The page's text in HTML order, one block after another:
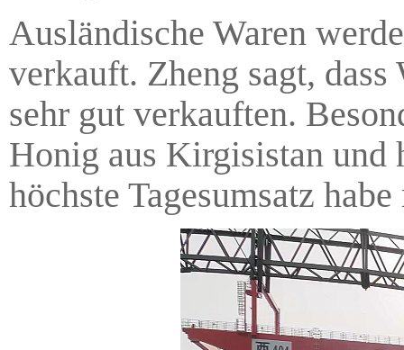
Ausländische Waren
verkauft. Zheng sagt, dass
sehr gut verkauften.
Honig aus Kirgisistan und
höchste Tagesumsatz